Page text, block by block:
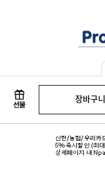
장바구니